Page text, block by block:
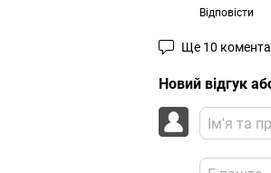
Відповісти
Ще 10
Новий відгук